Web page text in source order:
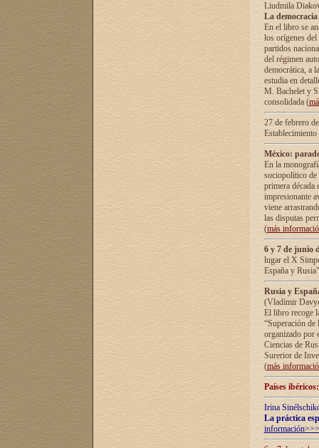
Liudmila
La
En el libro se
los orígenes
partidos
del régimen
democrática, а
estudia en
М. Bachelet у
consolidada (
27 de febrero
México:
En la
sociopolítico de
primera década
impresionante
viene
las disputas
(más
6 y 7 de junio
lugar el X
España y
Rusia y
(Vladímir
El libro recoge
“Superación
organizado por
Ciencias de
Surerior de
(más
Países
Irina
La práctica
información>>>